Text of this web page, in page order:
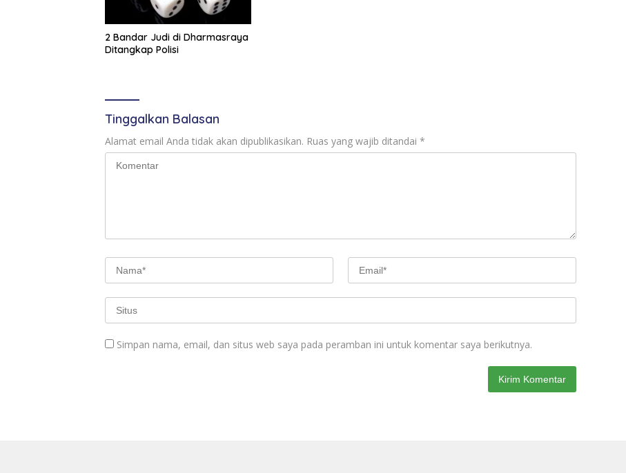
punjung
2 Bandar Judi di Dharmasraya
Ditangkap Polisi
Tinggalkan Balasan
Alamat email Anda tidak akan dipublikasikan. Ruas yang wajib ditandai *
Simpan nama, email, dan situs web saya pada peramban ini untuk komentar saya berikutnya.